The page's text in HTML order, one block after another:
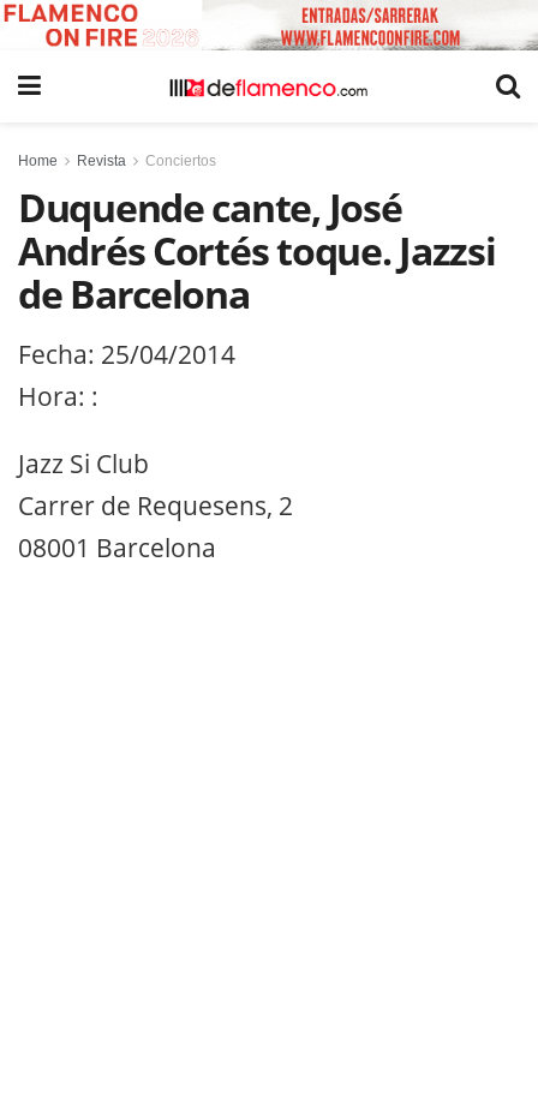
Home Revista Conciertos
Duquende cante, José
Andrés Cortés toque. Jazzsi
de Barcelona
Fecha: 25/04/2014
Hora: :
Jazz Si Club
Carrer de Requesens, 2
08001 Barcelona